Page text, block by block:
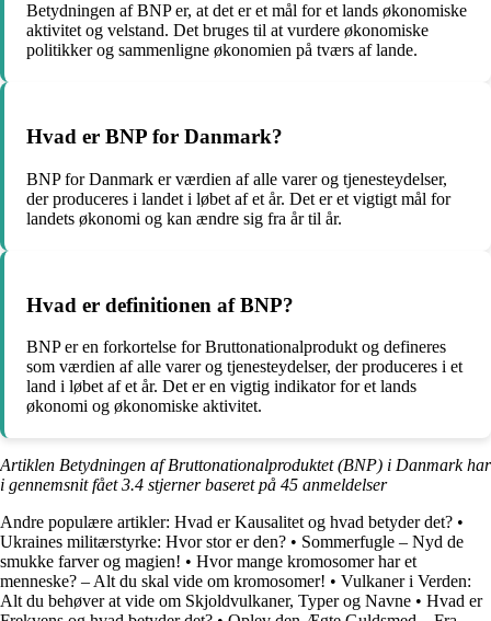
Betydningen af BNP er, at det er et mål for et lands økonomiske
aktivitet og velstand. Det bruges til at vurdere økonomiske
politikker og sammenligne økonomien på tværs af lande.
Hvad er BNP for Danmark?
BNP for Danmark er værdien af alle varer og tjenesteydelser,
der produceres i landet i løbet af et år. Det er et vigtigt mål for
landets økonomi og kan ændre sig fra år til år.
Hvad er definitionen af BNP?
BNP er en forkortelse for Bruttonationalprodukt og defineres
som værdien af alle varer og tjenesteydelser, der produceres i et
land i løbet af et år. Det er en vigtig indikator for et lands
økonomi og økonomiske aktivitet.
Artiklen Betydningen af Bruttonationalproduktet (BNP) i Danmark har
i gennemsnit fået3.4 stjerner baseret på 45 anmeldelser
Andre populære artikler: Hvad er Kausalitet og hvad betyder det? •
Ukraines militærstyrke: Hvor stor er den? • Sommerfugle – Nyd de
smukke farver og magien! • Hvor mange kromosomer har et
menneske? – Alt du skal vide om kromosomer! • Vulkaner i Verden:
Alt du behøver at vide om Skjoldvulkaner, Typer og Navne • Hvad er